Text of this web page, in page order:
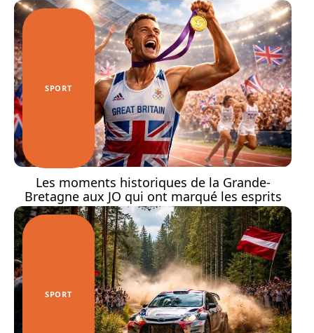
SPORT
Les moments historiques de la Grande-
Bretagne aux JO qui ont marqué les esprits
SPORT